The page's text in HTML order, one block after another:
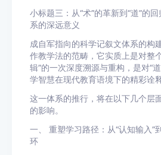
小标题三：从“术”的革新到“道”的
系的深远意义
成自军指向的科学记叙文体系的构
作教学法的范畴，它实质上是对整
辑”的一次深度溯源与重构，是对“
学智慧在现代教育语境下的精彩诠释
这一体系的推行，将在以下几个层
的影响。
一、 重塑学习路径：从“认知输入”
环